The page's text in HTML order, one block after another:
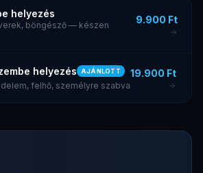
helyezés
böngésző — készen
9.900 Ft
helyezés AJÁNLOTT
felhő, személyre szabva
19.900 Ft